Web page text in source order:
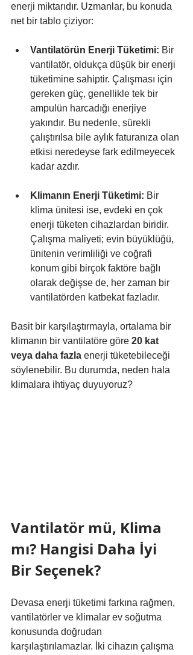
enerji miktarıdır. Uzmanlar, bu konuda
net bir tablo çiziyor:
Vantilatörün Enerji Tüketimi: Bir
vantilatör, oldukça düşük bir enerji
tüketimine sahiptir. Çalışması için
gereken güç, genellikle tek bir
ampulün harcadığı enerjiye
yakındır. Bu nedenle, sürekli
çalıştırılsa bile aylık faturanıza olan
etkisi neredeyse fark edilmeyecek
kadar azdır.
Klimanın Enerji Tüketimi: Bir
klima ünitesi ise, evdeki en çok
enerji tüketen cihazlardan biridir.
Çalışma maliyeti; evin büyüklüğü,
ünitenin verimliliği ve coğrafi
konum gibi birçok faktöre bağlı
olarak değişse de, her zaman bir
vantilatörden katbekat fazladır.
Basit bir karşılaştırmayla, ortalama bir
klimanın bir vantilatöre göre 20 kat
veya daha fazla enerji tüketebileceği
söylenebilir. Bu durumda, neden hala
klimalara ihtiyaç duyuyoruz?
Vantilatör mü, Klima
mı? Hangisi Daha İyi
Bir Seçenek?
Devasa enerji tüketimi farkına rağmen,
vantilatörler ve klimalar ev soğutma
konusunda doğrudan
karşılaştırılamazlar. İki cihazın çalışma